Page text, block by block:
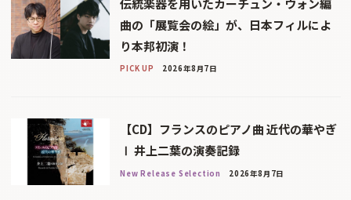
曲の「展覧会の絵」が、日本フィルによ
り本邦初演！
PICK UP 2026年8月7日
【CD】フランスのピアノ曲 近代の華やぎ
Ⅰ 井上二葉の演奏記録
New Release Selection 2026年8月7日